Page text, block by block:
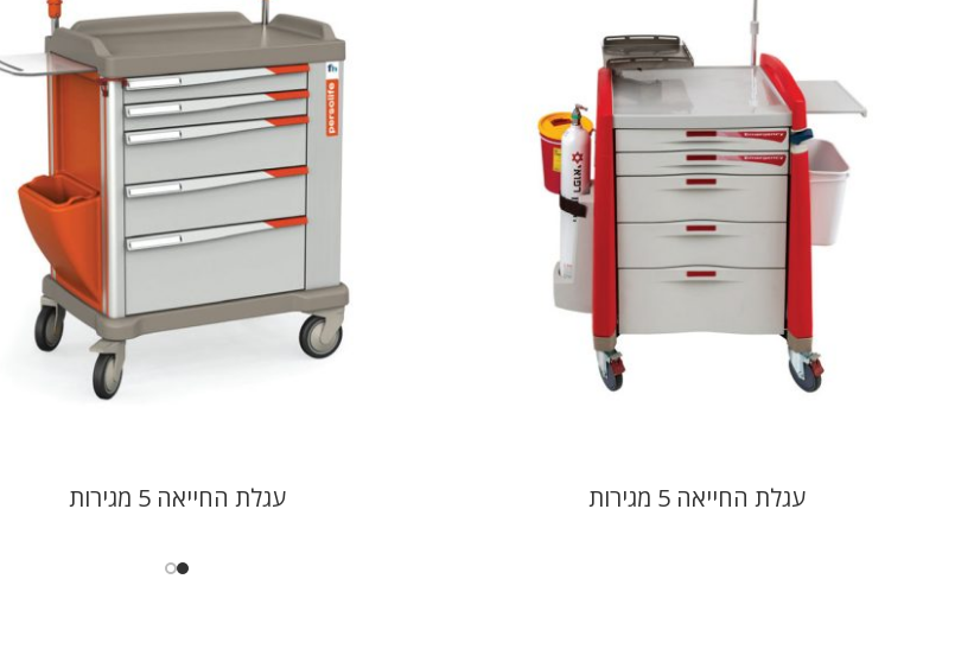
עגלת החייאה 5 מגירות עגלת החייאה 5 מגירות